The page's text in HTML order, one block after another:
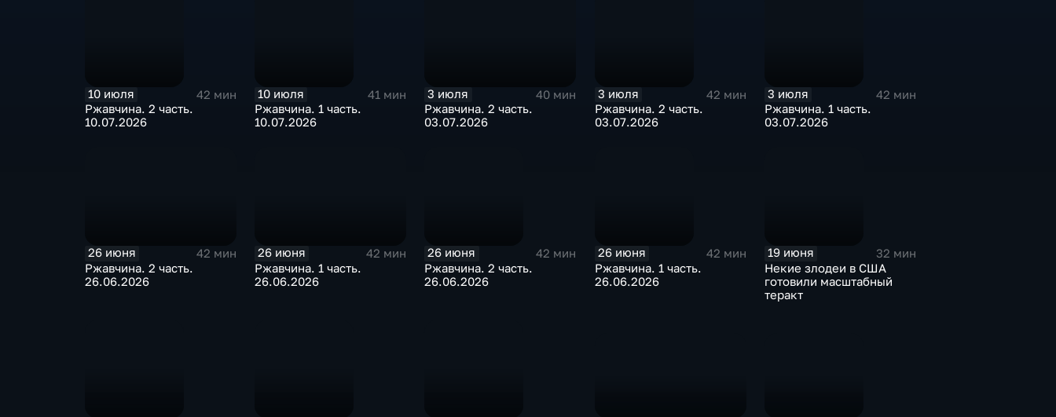
10 июля
42 мин
Ржавчина. 2 часть.
10.07.2026
10 июля
41 мин
Ржавчина. 1 часть.
10.07.2026
3 июля
40 мин
Ржавчина. 2 часть.
03.07.2026
3 июля
42 мин
Ржавчина. 2 часть.
03.07.2026
3 июля
42 мин
Ржавчина. 1 часть.
03.07.2026
26 июня
42 мин
Ржавчина. 2 часть.
26.06.2026
26 июня
42 мин
Ржавчина. 1 часть.
26.06.2026
26 июня
42 мин
Ржавчина. 2 часть.
26.06.2026
26 июня
42 мин
Ржавчина. 1 часть.
26.06.2026
19 июня
32 мин
Некие злодеи в США
готовили масштабный
теракт